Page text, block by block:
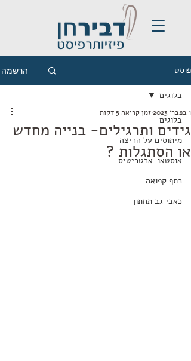
פוסט הרשמה
בלוגים
מיתוסים על הריצה
אוסטאו-ארטריטיס
כתף קפואה
כאבי גב תחתון
בלוגים
גידים ותרגילים- בנייה מחדש
או הסתגלות ?
1 בפבר׳ 2023 זמן קריאה 5 דקות